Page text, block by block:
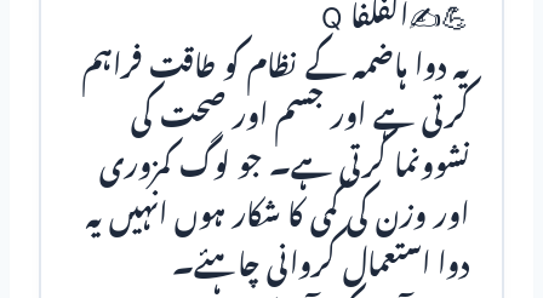
💪✍الفلفا Q
یہ دوا ہاضمہ کے نظام کو طاقت فراہم
کرتی ہے اور جسم اور صحت کی
نشوونما کرتی ہے۔ جو لوگ کمزوری
اور وزن کی کمی کا شکار ہوں انہیں یہ
دوا استعمال کروانی چاہئے۔